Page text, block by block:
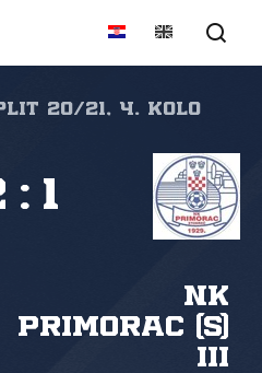
20/21, 4. kolo
NK
Primorac (S)
III
: 1